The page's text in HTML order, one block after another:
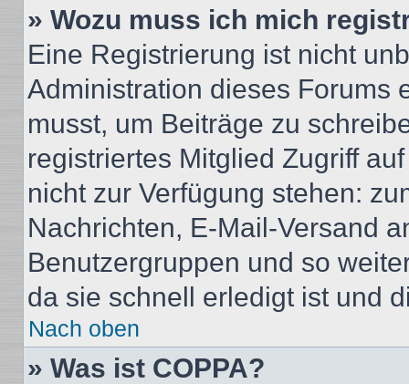
» Wozu muss ich mich
Eine Registrierung ist nicht
Administration dieses Forums
musst, um Beiträge zu
registriertes Mitglied Zugriff
nicht zur Verfügung stehen:
Nachrichten, E-Mail-Versand
Benutzergruppen und so
da sie schnell erledigt ist und
Nach oben
» Was ist COPPA?